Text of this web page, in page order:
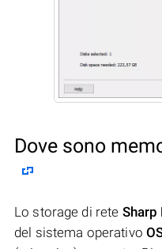
Dove sono
Lo storage di rete Sharp
del sistema operativo